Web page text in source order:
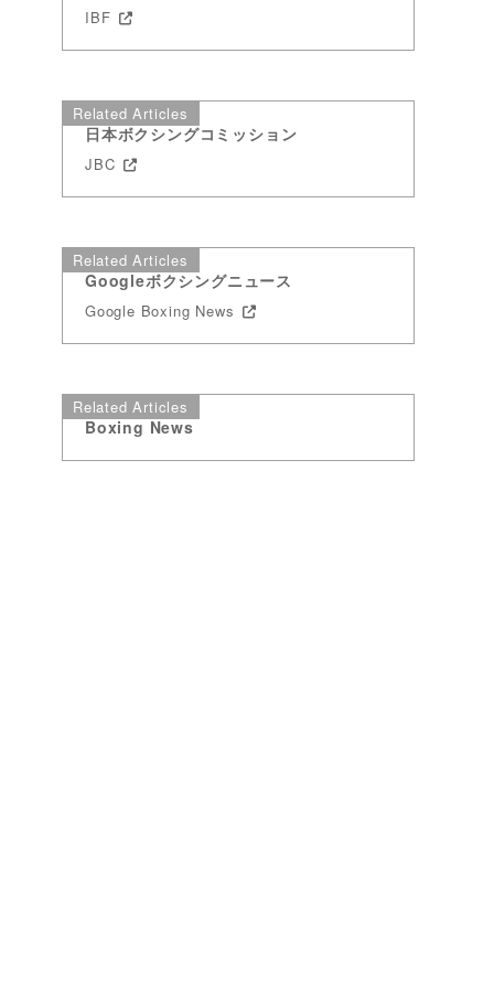
IBF
Related Articles
日本ボクシングコミッション
JBC
Related Articles
Googleボクシングニュース
Google Boxing News
Related Articles
Boxing News